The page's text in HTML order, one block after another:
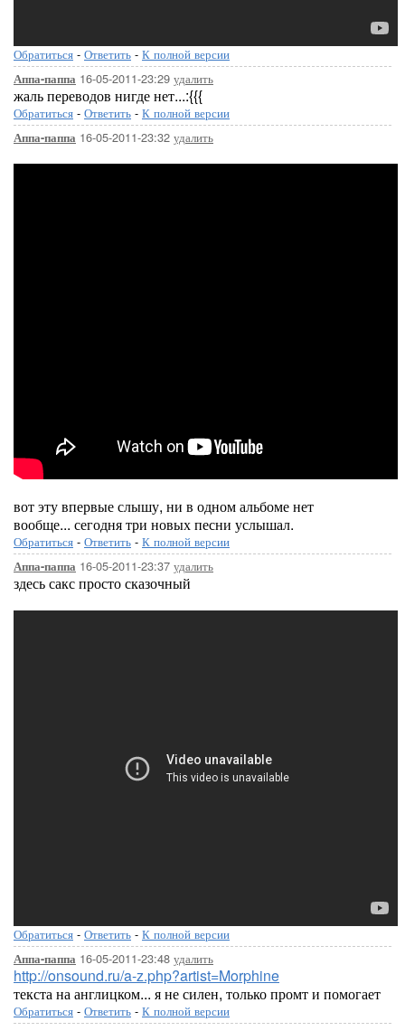
Обратиться - Ответить - К полной версии
Аппа-паппа 16-05-2011-23:29 удалить
жаль переводов нигде нет...:{{{
Обратиться - Ответить - К полной версии
Аппа-паппа 16-05-2011-23:32 удалить
вот эту впервые слышу, ни в одном альбоме нет
вообще... сегодня три новых песни услышал.
Обратиться - Ответить - К полной версии
Аппа-паппа 16-05-2011-23:37 удалить
здесь сакс просто сказочный
Обратиться - Ответить - К полной версии
Аппа-паппа 16-05-2011-23:48 удалить
http://onsound.ru/a-z.php?artist=Morphine
текста на англицком... я не силен, только промт и помогает
Обратиться - Ответить - К полной версии